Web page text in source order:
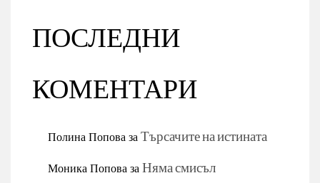
ПОСЛЕДНИ
КОМЕНТАРИ
Полина ПоповазаТърсачите на истината
Моника ПоповазаНяма смисъл